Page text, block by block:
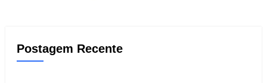
Postagem Recente